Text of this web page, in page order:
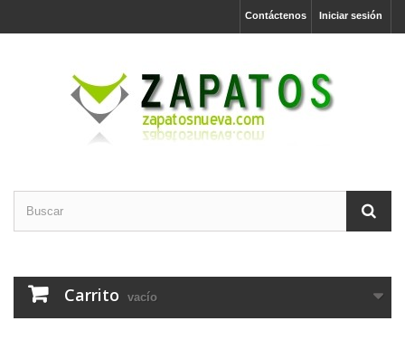
Iniciar sesión
Contáctenos
Carrito vacío